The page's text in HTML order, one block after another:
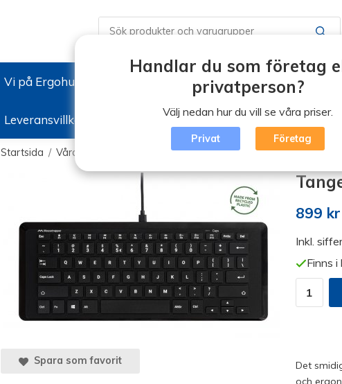
Vi på Ergohuset Butiker / Öppettider Boka en tid
Leveransvillkor Logga in
Startsida / Våra tangentbord (klicka) / Tangentbord Type Mini
899 kr
Inkl.
Finns
Det
Spara som favorit
Handlar du som företag
privatperson?
Välj nedan hur du vill se våra priser.
Privat Företag